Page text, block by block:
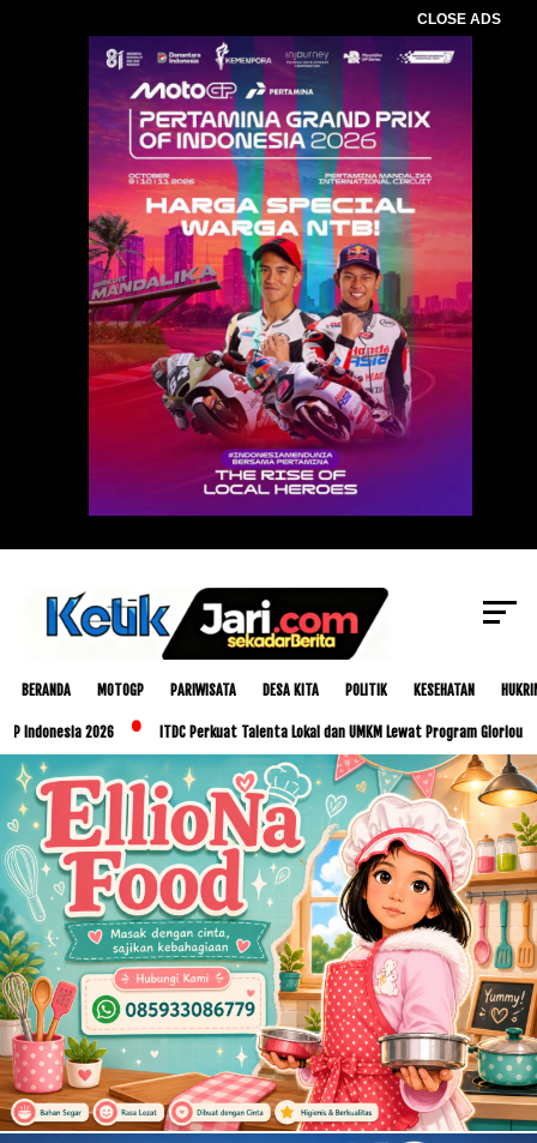
CLOSE ADS
BERANDA MOTOGP PARIWISATA DESA KITA POLITIK KESEHATAN
2026 ITDC Perkuat Talenta Lokal dan UMKM Lewat Program Glorious Golo Mori